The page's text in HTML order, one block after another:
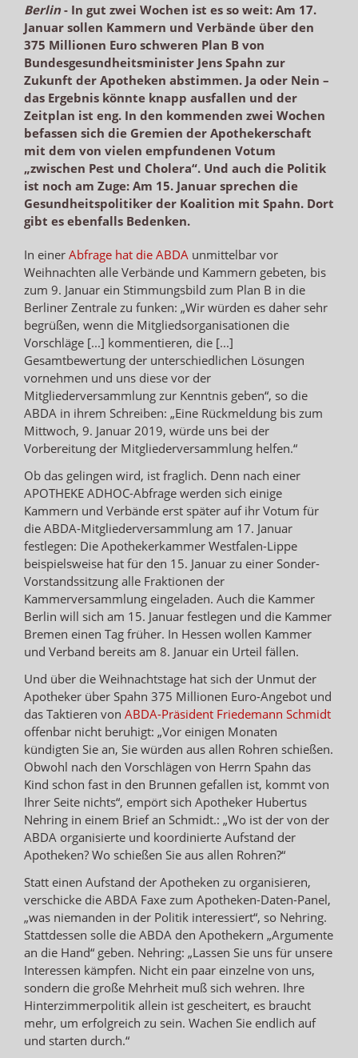
Berlin- In gut zwei Wochen ist es so weit: Am 17.
Januar sollen Kammern und Verbände über den
375 Millionen Euro schweren Plan B von
Bundesgesundheitsminister Jens Spahn zur
Zukunft der Apotheken abstimmen. Ja oder Nein –
das Ergebnis könnte knapp ausfallen und der
Zeitplan ist eng. In den kommenden zwei Wochen
befassen sich die Gremien der Apothekerschaft
mit dem von vielen empfundenen Votum
„zwischen Pest und Cholera“. Und auch die Politik
ist noch am Zuge: Am 15. Januar sprechen die
Gesundheitspolitiker der Koalition mit Spahn. Dort
gibt es ebenfalls Bedenken.
In einer Abfrage hat die ABDA unmittelbar vor
Weihnachten alle Verbände und Kammern gebeten, bis
zum 9. Januar ein Stimmungsbild zum Plan B in die
Berliner Zentrale zu funken: „Wir würden es daher sehr
begrüßen, wenn die Mitgliedsorganisationen die
Vorschläge [...] kommentieren, die [...]
Gesamtbewertung der unterschiedlichen Lösungen
vornehmen und uns diese vor der
Mitgliederversammlung zur Kenntnis geben“, so die
ABDA in ihrem Schreiben: „Eine Rückmeldung bis zum
Mittwoch, 9. Januar 2019, würde uns bei der
Vorbereitung der Mitgliederversammlung helfen.“
Ob das gelingen wird, ist fraglich. Denn nach einer
APOTHEKE ADHOC-Abfrage werden sich einige
Kammern und Verbände erst später auf ihr Votum für
die ABDA-Mitgliederversammlung am 17. Januar
festlegen: Die Apothekerkammer Westfalen-Lippe
beispielsweise hat für den 15. Januar zu einer Sonder-
Vorstandssitzung alle Fraktionen der
Kammerversammlung eingeladen. Auch die Kammer
Berlin will sich am 15. Januar festlegen und die Kammer
Bremen einen Tag früher. In Hessen wollen Kammer
und Verband bereits am 8. Januar ein Urteil fällen.
Und über die Weihnachtstage hat sich der Unmut der
Apotheker über Spahn 375 Millionen Euro-Angebot und
das Taktieren von ABDA-Präsident Friedemann Schmidt
offenbar nicht beruhigt: „Vor einigen Monaten
kündigten Sie an, Sie würden aus allen Rohren schießen.
Obwohl nach den Vorschlägen von Herrn Spahn das
Kind schon fast in den Brunnen gefallen ist, kommt von
Ihrer Seite nichts“, empört sich Apotheker Hubertus
Nehring in einem Brief an Schmidt.: „Wo ist der von der
ABDA organisierte und koordinierte Aufstand der
Apotheken? Wo schießen Sie aus allen Rohren?“
Statt einen Aufstand der Apotheken zu organisieren,
verschicke die ABDA Faxe zum Apotheken-Daten-Panel,
„was niemanden in der Politik interessiert“, so Nehring.
Stattdessen solle die ABDA den Apothekern „Argumente
an die Hand“ geben. Nehring: „Lassen Sie uns für unsere
Interessen kämpfen. Nicht ein paar einzelne von uns,
sondern die große Mehrheit muß sich wehren. Ihre
Hinterzimmerpolitik allein ist gescheitert, es braucht
mehr, um erfolgreich zu sein. Wachen Sie endlich auf
und starten durch.“